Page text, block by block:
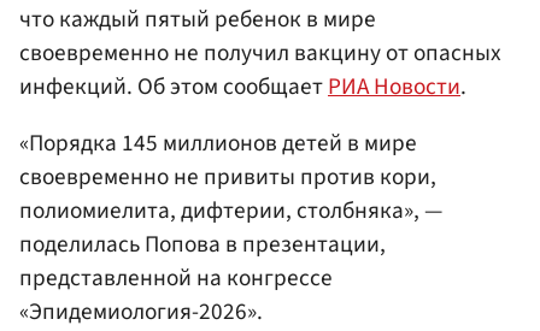
что каждый пятый ребенок в мире
своевременно не получил вакцину от опасных
инфекций. Об этом сообщаетРИА Новости.
«Порядка 145 миллионов детей в мире
своевременно не привиты против кори,
полиомиелита, дифтерии, столбняка», —
поделилась Попова в презентации,
представленной на конгрессе
«Эпидемиология-2026».